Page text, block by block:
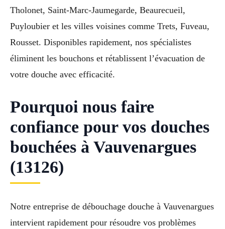
Tholonet, Saint-Marc-Jaumegarde, Beaurecueil,
Puyloubier et les villes voisines comme Trets, Fuveau,
Rousset. Disponibles rapidement, nos spécialistes
éliminent les bouchons et rétablissent l’évacuation de
votre douche avec efficacité.
Pourquoi nous faire
confiance pour vos douches
bouchées à Vauvenargues
(13126)
Notre entreprise de débouchage douche à Vauvenargues
intervient rapidement pour résoudre vos problèmes